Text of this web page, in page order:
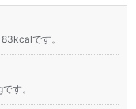
です。
す。